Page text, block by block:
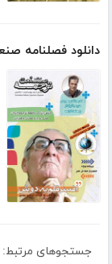
دانلود فصلنامه
جستجوهای مرتبط: